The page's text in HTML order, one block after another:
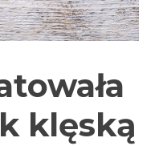
klęską